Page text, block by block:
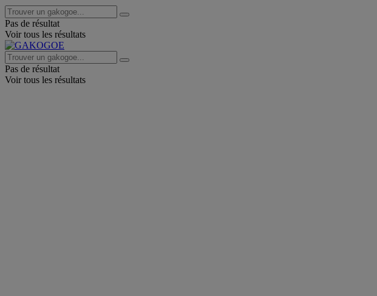
Pas de résultat
Voir tous les résultats
Pas de résultat
Voir tous les résultats